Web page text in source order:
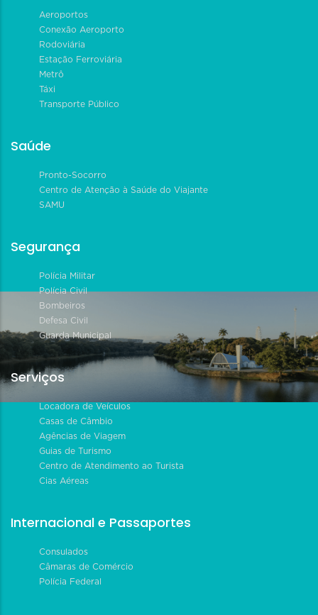
Aeroportos
Conexão Aeroporto
Rodoviária
Estação Ferroviária
Metrô
Táxi
Transporte Público
Saúde
Pronto-Socorro
Centro de Atenção à Saúde do Viajante
SAMU
Segurança
Polícia Militar
Polícia Civil
Bombeiros
Defesa Civil
Guarda Municipal
Serviços
Locadora de Veículos
Casas de Câmbio
Agências de Viagem
Guias de Turismo
Centro de Atendimento ao Turista
Cias Aéreas
Internacional e Passaportes
Consulados
Câmaras de Comércio
Polícia Federal